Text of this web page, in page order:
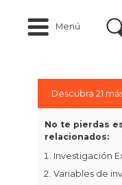
Menú
Descubra 21
No te pierdas
relacionados:
Investigación
Variables de